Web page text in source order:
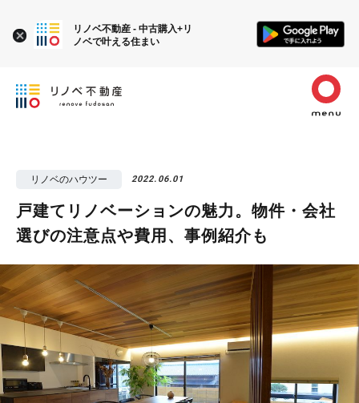
リノベのハウツー 2022.06.01
戸建てリノベーションの魅力。物件・会社
選びの注意点や費用、事例紹介も
リノベ不動産 - 中古購入+リ
ノベで叶える住まい